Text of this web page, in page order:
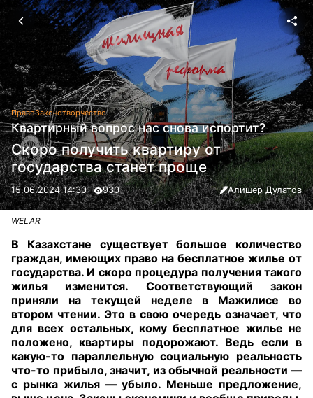
ПравоЗаконотворчество
Квартирный вопрос нас снова испортит?
Скоро получить квартиру от
государства станет проще
15.06.2024 14:30 930 Алишер Дулатов
WELAR
В Казахстане существует большое количество
граждан, имеющих право на бесплатное жилье от
государства. И скоро процедура получения такого
жилья изменится. Соответствующий закон
приняли на текущей неделе в Мажилисе во
втором чтении. Это в свою очередь означает, что
для всех остальных, кому бесплатное жилье не
положено, квартиры подорожают. Ведь если в
какую-то параллельную социальную реальность
что-то прибыло, значит, из обычной реальности —
с рынка жилья — убыло. Меньше предложение,